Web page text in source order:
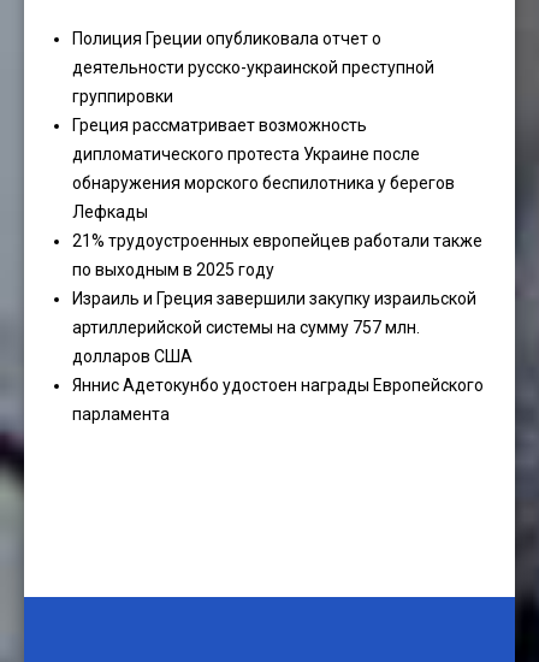
Полиция Греции опубликовала отчет о
деятельности русско-украинской преступной
группировки
Греция рассматривает возможность
дипломатического протеста Украине после
обнаружения морского беспилотника у берегов
Лефкады
21% трудоустроенных европейцев работали также
по выходным в 2025 году
Израиль и Греция завершили закупку израильской
артиллерийской системы на сумму 757 млн.
долларов США
Яннис Адетокунбо удостоен награды Европейского
парламента